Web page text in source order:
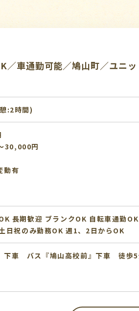
／車通勤可能／鳩山町／ユニ
:2時間)
30,000円
動有
長期歓迎 ブランクOK 自転車通勤OK
日祝のみ勤務OK 週1、2日からOK
下車 バス『鳩山高校前』下車 徒歩5